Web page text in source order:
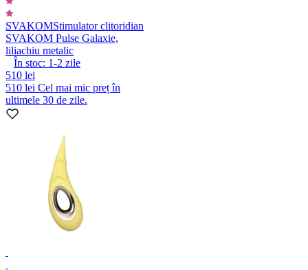
SVAKOMStimulator clitoridian
SVAKOM Pulse Galaxie,
liliachiu metalic
În stoc: 1-2 zile
510 lei
510 lei Cel mai mic preț în
ultimele 30 de zile.